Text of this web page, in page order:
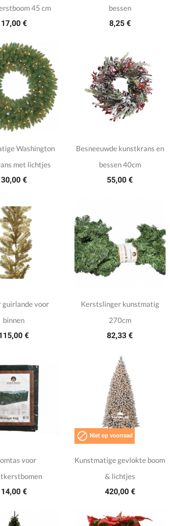
45 cm
17,00 €
bessen
8,25 €
Washington
met lichtjes
30,00 €
Besneeuwde kunstkrans en
bessen 40cm
55,00 €
voor
binnen
€
Kerstslinger kunstmatig
270cm
82,33 €
voor
14,00 €
 Niet op voorraad
Kunstmatige gevlokte boom
& lichtjes
420,00 €